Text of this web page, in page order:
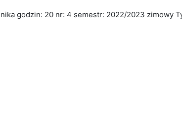
godzin: 20 nr: 4 semestr: 2022/2023 zimowy